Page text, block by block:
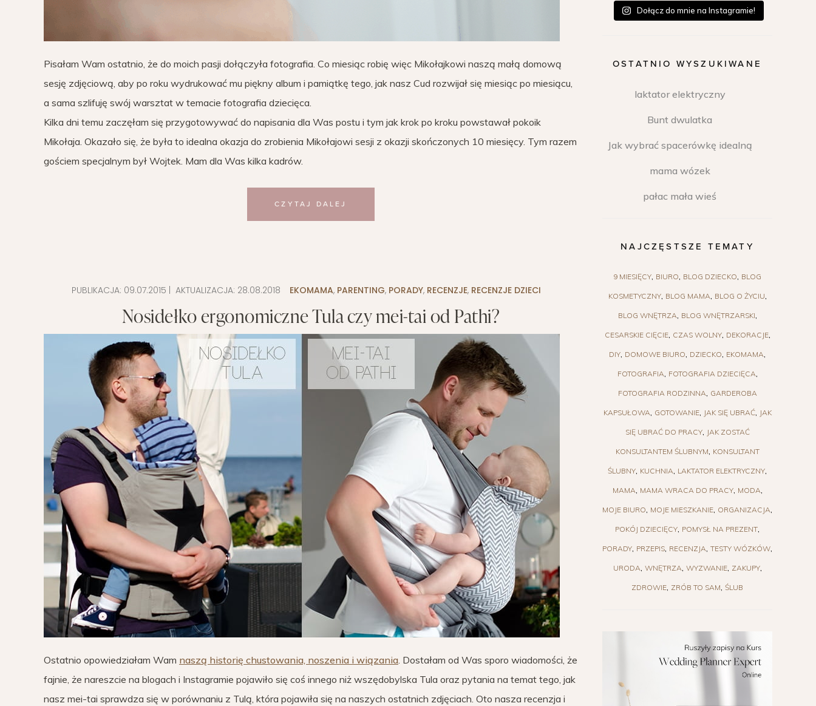
Pisałam Wam ostatnio, że do moich pasji dołączyła fotografia. Co miesiąc robię więc Mikołajkowi naszą małą domową
sesję zdjęciową, aby po roku wydrukować mu piękny album i pamiątkę tego, jak nasz Cud rozwijał się miesiąc po miesiącu,
a sama szlifuję swój warsztat w temacie fotografia dziecięca.
Kilka dni temu zaczęłam się przygotowywać do napisania dla Was postu i tym jak krok po kroku powstawał pokoik
Mikołaja. Okazało się, że była to idealna okazja do zrobienia Mikołajowi sesji z okazji skończonych 10 miesięcy. Tym razem
gościem specjalnym był Wojtek. Mam dla Was kilka kadrów.
CZYTAJ DALEJ
PUBLIKACJA: 09.07.2015 | AKTUALIZACJA: 28.08.2018 EKOMAMA, PARENTING, PORADY, RECENZJE, RECENZJE DZIECI
Nosidełko ergonomiczne Tula czy mei-tai od Pathi?
Ostatnio opowiedziałam Wam naszą historię chustowania, noszenia i wiązania . Dostałam od Was sporo wiadomości, że
fajnie, że nareszcie na blogach i Instagramie pojawiło się coś innego niż wszędobylska Tula oraz pytania na temat tego, jak
nasz mei-tai sprawdza się w porównaniu z Tulą, która pojawiła się na naszych ostatnich zdjęciach. Oto nasza recenzja i
Dołącz do mnie na Instagramie!
OSTATNIO WYSZUKIWANE
laktator elektryczny
Bunt dwulatka
Jak wybrać spacerówkę idealną
mama wózek
pałac mała wieś
NAJCZĘSTSZE TEMATY
9 MIESIĘCY BIURO BLOG DZIECKO BLOG
KOSMETYCZNY BLOG MAMA BLOG O ŻYCIU
BLOG WNĘTRZA BLOG WNĘTRZARSKI
CESARSKIE CIĘCIE CZAS WOLNY DEKORACJE
DIY DOMOWE BIURO DZIECKO EKOMAMA
FOTOGRAFIA FOTOGRAFIA DZIECIĘCA
FOTOGRAFIA RODZINNA GARDEROBA
KAPSUŁOWA GOTOWANIE JAK SIĘ UBRAĆ JAK
SIĘ UBRAĆ DO PRACY JAK ZOSTAĆ
KONSULTANTEM ŚLUBNYM KONSULTANT
ŚLUBNY KUCHNIA LAKTATOR ELEKTRYCZNY
MAMA MAMA WRACA DO PRACY MODA
MOJE BIURO MOJE MIESZKANIE ORGANIZACJA
POKÓJ DZIECIĘCY POMYSŁ NA PREZENT
PORADY PRZEPIS RECENZJA TESTY WÓZKÓW
URODA WNĘTRZA WYZWANIE ZAKUPY
ZDROWIE ZRÓB TO SAM ŚLUB